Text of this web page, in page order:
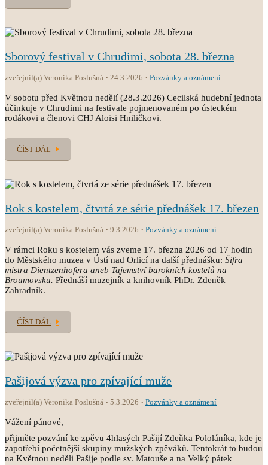
Sborový festival v Chrudimi, sobota 28. března
zveřejnil(a) Veronika Poslušná 24.3.2026 Pozvánky a oznámení
V sobotu před Květnou nedělí (28.3.2026) Cecilská hudební jednota
účinkuje v Chrudimi na festivale pojmenovaném po ústeckém
rodákovi a členovi CHJ Aloisi Hniličkovi.
ČÍST DÁL
Rok s kostelem, čtvrtá ze série přednášek 17. březen
zveřejnil(a) Veronika Poslušná 9.3.2026 Pozvánky a oznámení
V rámci Roku s kostelem vás zveme 17. března 2026 od 17 hodin
do Městského muzea v Ústí nad Orlicí na další přednášku: Šifra
mistra Dientzenhofera aneb Tajemství barokních kostelů na
Broumovsku. Přednáší muzejník a knihovník PhDr. Zdeněk
Zahradník.
ČÍST DÁL
Pašijová výzva pro zpívající muže
zveřejnil(a) Veronika Poslušná 5.3.2026 Pozvánky a oznámení
Vážení pánové,
přijměte pozvání ke zpěvu 4hlasých Pašijí Zdeňka Pololáníka, kde je
zapotřebí početnější skupiny mužských zpěváků. Tentokrát to budou
na Květnou neděli Pašije podle sv. Matouše a na Velký pátek